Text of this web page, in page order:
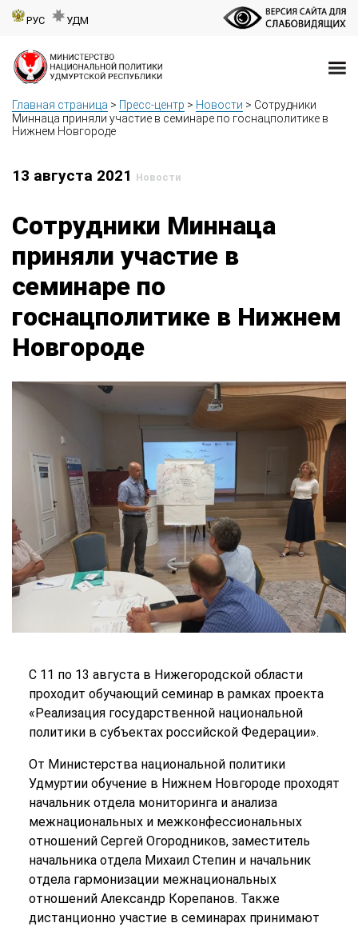
РУС УДМ
Главная страница > Пресс-центр > Новости > Сотрудники
Миннаца приняли участие в семинаре по госнацполитике в
Нижнем Новгороде
13 августа 2021 Новости
Сотрудники Миннаца
приняли участие в
семинаре по
госнацполитике в Нижнем
Новгороде
С 11 по 13 августа в Нижегородской области
проходит обучающий семинар в рамках проекта
«Реализация государственной национальной
политики в субъектах российской Федерации».
От Министерства национальной политики
Удмуртии обучение в Нижнем Новгороде проходят
начальник отдела мониторинга и анализа
межнациональных и межконфессиональных
отношений Сергей Огородников, заместитель
начальника отдела Михаил Степин и начальник
отдела гармонизации межнациональных
отношений Александр Корепанов. Также
дистанционно участие в семинарах принимают